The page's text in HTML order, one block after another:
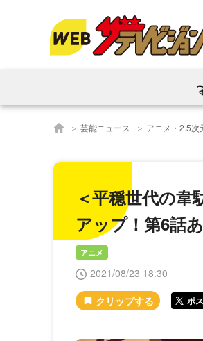
芸能ニュース アニメ・2.5次
＜平穏世代の
アップ！第6話
アニメ
2021/08/23 18:30
ポ